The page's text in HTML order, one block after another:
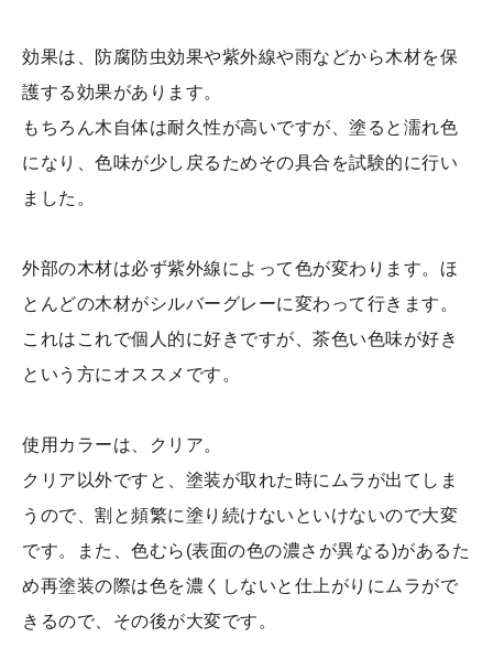
効果は、防腐防虫効果や紫外線や雨などから木材を保
護する効果があります。
もちろん木自体は耐久性が高いですが、塗ると濡れ色
になり、色味が少し戻るためその具合を試験的に行い
ました。
外部の木材は必ず紫外線によって色が変わります。ほ
とんどの木材がシルバーグレーに変わって行きます。
これはこれで個人的に好きですが、茶色い色味が好き
という方にオススメです。
使用カラーは、クリア。
クリア以外ですと、塗装が取れた時にムラが出てしま
うので、割と頻繁に塗り続けないといけないので大変
です。また、色むら(表面の色の濃さが異なる)があるた
め再塗装の際は色を濃くしないと仕上がりにムラがで
きるので、その後が大変です。